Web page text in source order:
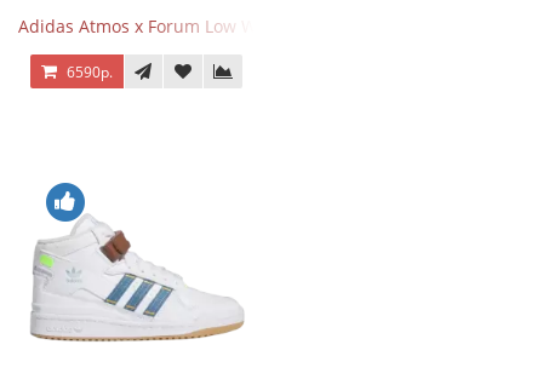
Adidas Atmos x Forum Low Wheat Dark Brown
6590р.